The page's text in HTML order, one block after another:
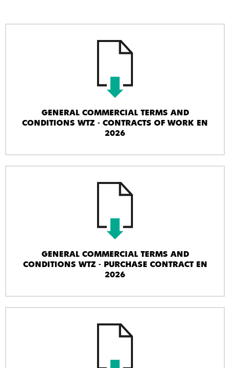
GENERAL COMMERCIAL TERMS AND
CONDITIONS WTZ - CONTRACTS OF WORK EN
2026
GENERAL COMMERCIAL TERMS AND
CONDITIONS WTZ - PURCHASE CONTRACT EN
2026